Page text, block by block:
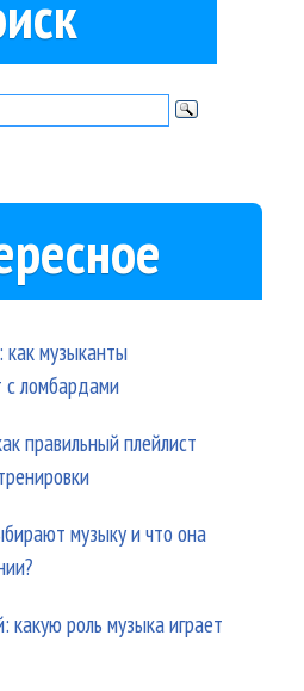
как музыканты
с ломбардами
правильный плейлист
музыку и что она
какую роль музыка играет